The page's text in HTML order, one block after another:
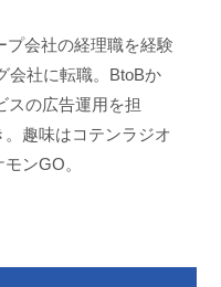
プ会社の経理職を経験
会社に転職。BtoBか
スの広告運用を担
趣味はコテンラジオ
ンGO。